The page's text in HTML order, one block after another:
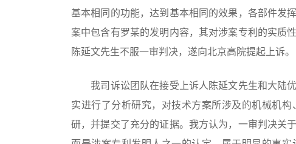
基本相同的功能，达到基本相同的效果，各部件发
案中包含有罗某的发明内容，其对涉案专利的实质
陈延文先生不服一审判决，遂向北京高院提起上诉。
我司诉讼团队在接受上诉人陈延文先生和大陆
实进行了分析研究，对技术方案所涉及的机械机
研，并提交了充分的证据。我方认为，一审判决关